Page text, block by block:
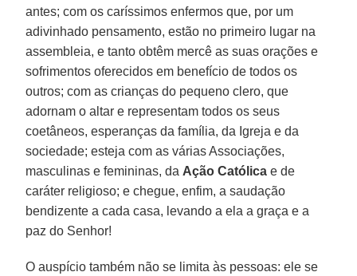
antes; com os caríssimos enfermos que, por um
adivinhado pensamento, estão no primeiro lugar na
assembleia, e tanto obtêm mercê as suas orações e
sofrimentos oferecidos em benefício de todos os
outros; com as crianças do pequeno clero, que
adornam o altar e representam todos os seus
coetâneos, esperanças da família, da Igreja e da
sociedade; esteja com as várias Associações,
masculinas e femininas, da Ação Católica e de
caráter religioso; e chegue, enfim, a saudação
bendizente a cada casa, levando a ela a graça e a
paz do Senhor!
O auspício também não se limita às pessoas: ele se